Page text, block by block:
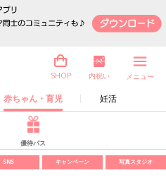
赤ちゃん・育児 妊活
SHOP 内祝い メニュー
優待パス
SNS キャンペーン 写真スタジオ